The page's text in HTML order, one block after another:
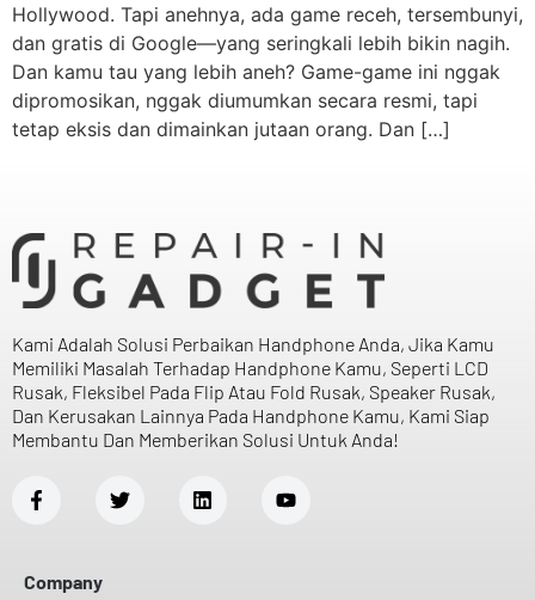
Hollywood. Tapi anehnya, ada game receh, tersembunyi,
dan gratis di Google—yang seringkali lebih bikin nagih.
Dan kamu tau yang lebih aneh? Game-game ini nggak
dipromosikan, nggak diumumkan secara resmi, tapi
tetap eksis dan dimainkan jutaan orang. Dan […]
Kami Adalah Solusi Perbaikan Handphone Anda, Jika Kamu
Memiliki Masalah Terhadap Handphone Kamu, Seperti LCD
Rusak, Fleksibel Pada Flip Atau Fold Rusak, Speaker Rusak,
Dan Kerusakan Lainnya Pada Handphone Kamu, Kami Siap
Membantu Dan Memberikan Solusi Untuk Anda!
Company